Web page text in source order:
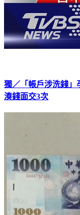
獨／「帳戶涉洗錢」
湊錢面交3次